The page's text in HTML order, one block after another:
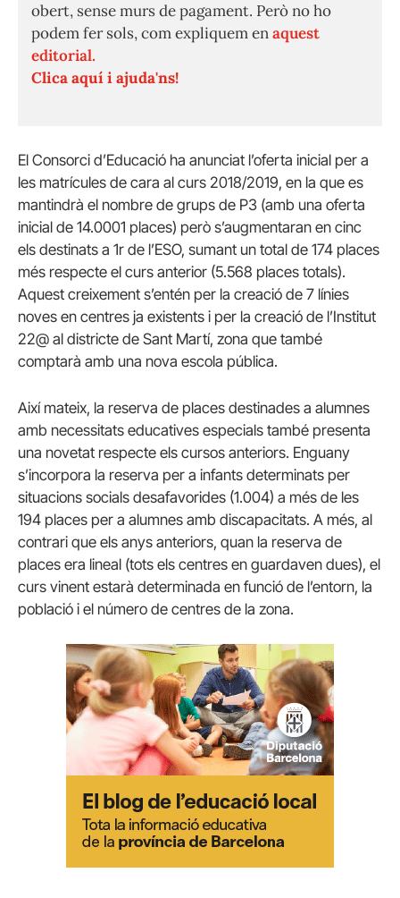
obert, sense murs de pagament. Però no ho
podem fer sols, com expliquem enaquest
editorial.
Clica aquí i ajuda'ns!
El Consorci d’Educació ha anunciat l’oferta inicial per a
les matrícules de cara al curs 2018/2019, en la que es
mantindrà el nombre de grups de P3 (amb una oferta
inicial de 14.0001 places) però s’augmentaran en cinc
els destinats a 1r de l’ESO, sumant un total de 174 places
més respecte el curs anterior (5.568 places totals).
Aquest creixement s’entén per la creació de 7 línies
noves en centres ja existents i per la creació de l’Institut
22@ al districte de Sant Martí, zona que també
comptarà amb una nova escola pública.
Així mateix, la reserva de places destinades a alumnes
amb necessitats educatives especials també presenta
una novetat respecte els cursos anteriors. Enguany
s’incorpora la reserva per a infants determinats per
situacions socials desafavorides (1.004) a més de les
194 places per a alumnes amb discapacitats. A més, al
contrari que els anys anteriors, quan la reserva de
places era lineal (tots els centres en guardaven dues), el
curs vinent estarà determinada en funció de l’entorn, la
població i el número de centres de la zona.